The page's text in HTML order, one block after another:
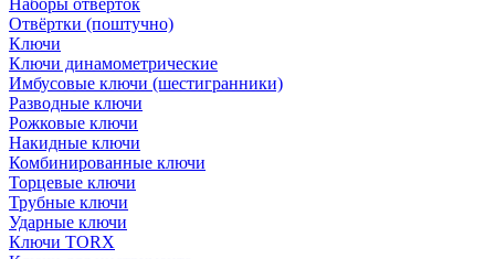
Наборы отверток
Отвёртки (поштучно)
Ключи
Ключи динамометрические
Имбусовые ключи (шестигранники)
Разводные ключи
Рожковые ключи
Накидные ключи
Комбинированные ключи
Торцевые ключи
Трубные ключи
Ударные ключи
Ключи TORX